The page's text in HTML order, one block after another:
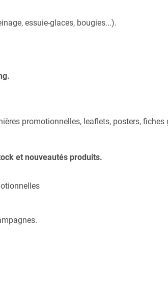
essuie-glaces, bougies...).
promotionnelles, leaflets, posters, fiches
et nouveautés produits.